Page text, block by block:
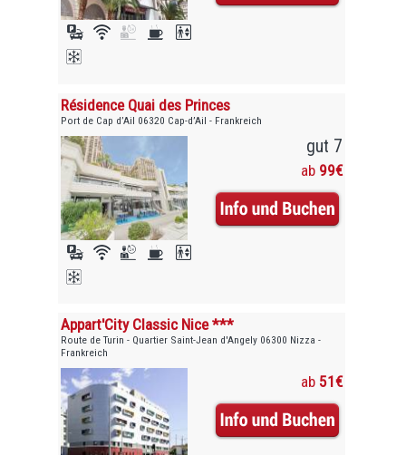
Résidence Quai des Princes
Port de Cap d’Ail 06320 Cap-d’Ail - Frankreich
gut 7
ab 99€
Appart'City Classic Nice ***
Route de Turin - Quartier Saint-Jean d'Angely 06300 Nizza -
Frankreich
ab 51€